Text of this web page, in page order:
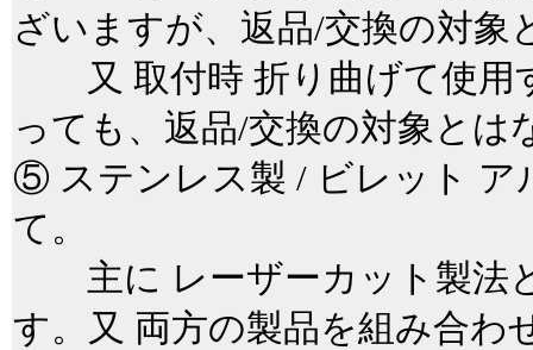
ざいますが、返品/交換の対象
又 取付時 折り曲げて使用
っても、返品/交換の対象
⑤ ステンレス製 / ビレット ア
て。
主に レーザーカット製法
す。又 両方の製品を組み合わ